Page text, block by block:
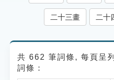
貓頭鷹博士
二十三畫 二十
共 662 筆詞條, 每頁呈
詞條：